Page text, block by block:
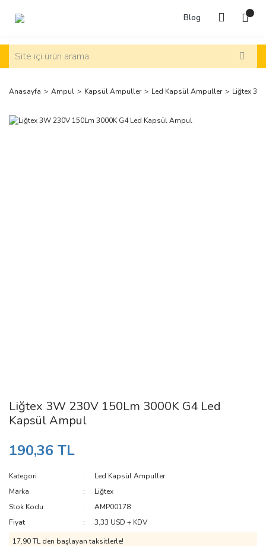
Blog
Anasayfa Ampul Kapsül Ampuller Led Kapsül Ampuller Liğtex
Liğtex 3W 230V 150Lm 3000K G4 Led
Kapsül Ampul
190,36 TL
Kategori
Led Kapsül Ampuller
Marka
Liğtex
Stok Kodu
AMP00178
Fiyat
3,33 USD + KDV
17,90 TL den başlayan taksitlerle!